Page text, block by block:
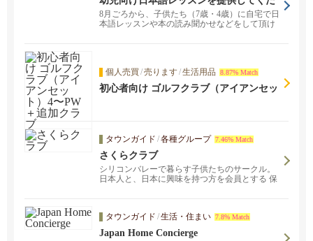
さる方を探しています（Rivermark, Sant
a Clara）
8月ごろから、子供たち（7歳・4歳）に自宅で日
本語レッスンや本の読み聞かせなどをして頂け
個人売買 /売ります/生活用品 8.87% Match
初心者向け ゴルフクラブ（アイアンセッ
タウンガイド /各種グループ 7.46% Match
さくらクラブ
シリコンバレーで暮らす子供たちのサークル。
日本人と、日本に興味を持つ方を会員とする 保
タウンガイド /生活・住まい 7.8% Match
Japan Home Concierge